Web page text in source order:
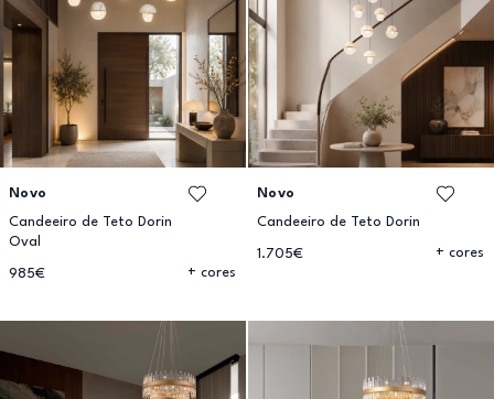
Novo
Candeeiro de Teto Dorin
Oval
985€ + cores
Novo
Candeeiro de Teto Dorin
1.705€ + cores